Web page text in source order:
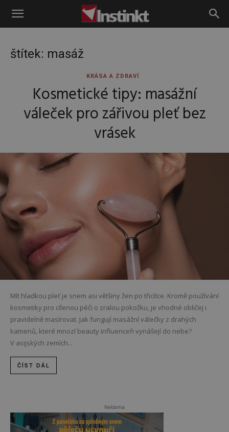
Instinkt
štítek: masáž
KRÁSA A ZDRAVÍ
Kosmetické tipy: masážní
váleček pro zářivou pleť bez
vrásek
Mít hladkou pleť je snem asi většiny žen po třicítce. Kromě používání
kosmetiky pro cílenou péči o zralou pokožku, je vhodné obličej i
pravidelně masírovat. Jak fungují masážní válečky z drahých
kamenů, které mnozí beauty influenceři vynášejí do nebe?
V asijských zemích...
ČÍST DÁL
Reklama